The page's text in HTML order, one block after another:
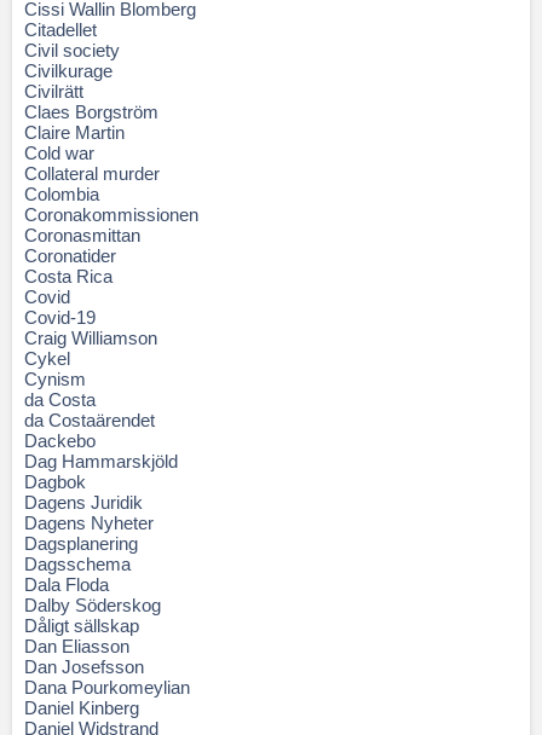
Cissi Wallin Blomberg
Citadellet
Civil society
Civilkurage
Civilrätt
Claes Borgström
Claire Martin
Cold war
Collateral murder
Colombia
Coronakommissionen
Coronasmittan
Coronatider
Costa Rica
Covid
Covid-19
Craig Williamson
Cykel
Cynism
da Costa
da Costaärendet
Dackebo
Dag Hammarskjöld
Dagbok
Dagens Juridik
Dagens Nyheter
Dagsplanering
Dagsschema
Dala Floda
Dalby Söderskog
Dåligt sällskap
Dan Eliasson
Dan Josefsson
Dana Pourkomeylian
Daniel Kinberg
Daniel Widstrand